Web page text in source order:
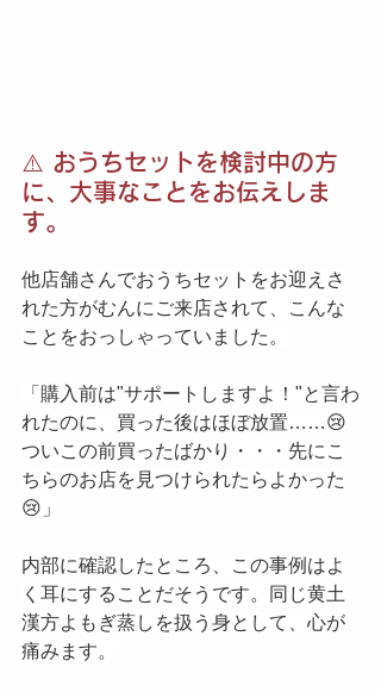
⚠️ おうちセットを検討中の方
に、大事なことをお伝えしま
す。
他店舗さんでおうちセットをお迎えさ
れた方がむんにご来店されて、こんな
ことをおっしゃっていました。
「購入前は"サポートしますよ！"と言わ
れたのに、買った後はほぼ放置……😢
ついこの前買ったばかり・・・先にこ
ちらのお店を見つけられたらよかった
😢」
内部に確認したところ、この事例はよ
く耳にすることだそうです。同じ黄土
漢方よもぎ蒸しを扱う身として、心が
痛みます。